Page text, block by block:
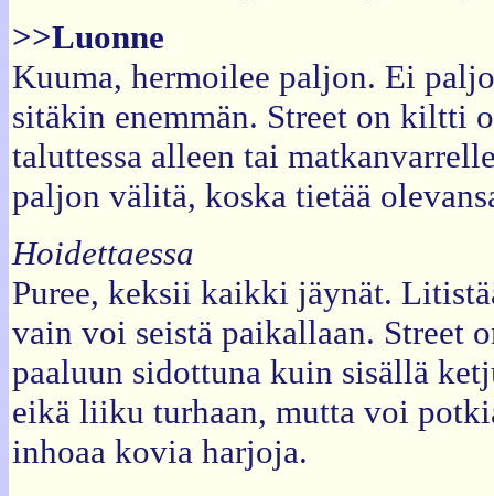
>>Luonne
Kuuma, hermoilee paljon. Ei
sitäkin enemmän. Street on kiltti
taluttessa alleen tai
paljon välitä, koska tietää
Hoidettaessa
Puree, keksii kaikki jäynät.
vain voi seistä paikallaan. Street
paaluun sidottuna kuin sisällä
eikä liiku turhaan, mutta voi
inhoaa kovia harjoja.